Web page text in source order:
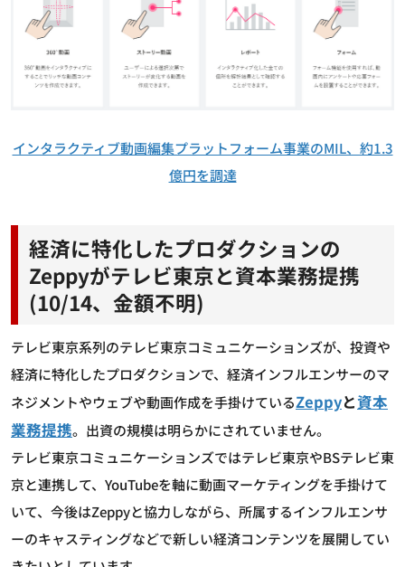
インタラクティブ動画編集プラットフォーム事業のMIL、約1.3
億円を調達
経済に特化したプロダクションの
Zeppyがテレビ東京と資本業務提携
(10/14、金額不明)
テレビ東京系列のテレビ東京コミュニケーションズが、投資や
経済に特化したプロダクションで、経済インフルエンサーのマ
ネジメントやウェブや動画作成を手掛けているZeppyと資本
業務提携。出資の規模は明らかにされていません。
テレビ東京コミュニケーションズではテレビ東京やBSテレビ東
京と連携して、YouTubeを軸に動画マーケティングを手掛けて
いて、今後はZeppyと協力しながら、所属するインフルエンサ
ーのキャスティングなどで新しい経済コンテンツを展開してい